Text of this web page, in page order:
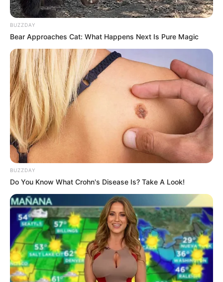
(foto: instagram/@naomi.paulinda)
5. Muka Juteknya membuat Naomi sering kebagian peran
antagonis
BUZZDAY
Bear Approaches Cat: What Happens Next Is Pure Magic
BUZZDAY
Do You Know What Crohn's Disease Is? Take A Look!